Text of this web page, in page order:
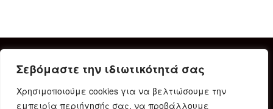
Σεβόμαστε την ιδιωτικότητά σας
Χρησιμοποιούμε cookies για να βελτιώσουμε την
εμπειρία περιήγησής σας, να προβάλλουμε